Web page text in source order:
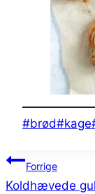
Indlæg-
#brød#kage
Forrige
Koldhævede